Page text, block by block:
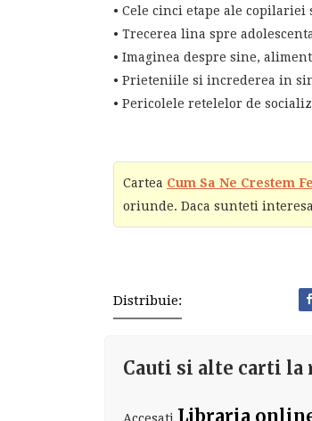
• Cele cinci etape ale
• Trecerea lina spre
• Imaginea despre sine,
• Prieteniile si increderea in
• Pericolele retelelor de
Cartea Cum Sa Ne Crestem
oriunde. Daca sunteti
Distribuie:
Cauti si alte carti la
Libraria